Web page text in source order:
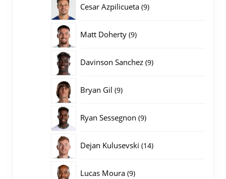
Cesar Azpilicueta 99
Matt Doherty 99
Davinson Sanchez 99
Bryan Gil 99
Ryan Sessegnon 99
Dejan Kulusevski 1414
Lucas Moura 99